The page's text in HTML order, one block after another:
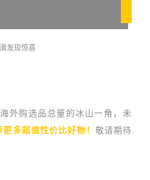
发现惊喜
外购选品总量的冰山一角，未
多超值性价比好物！ 敬请期待